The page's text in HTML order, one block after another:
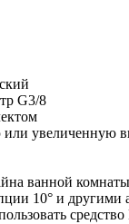
G3/8
или увеличенную
ванной
10° и другими